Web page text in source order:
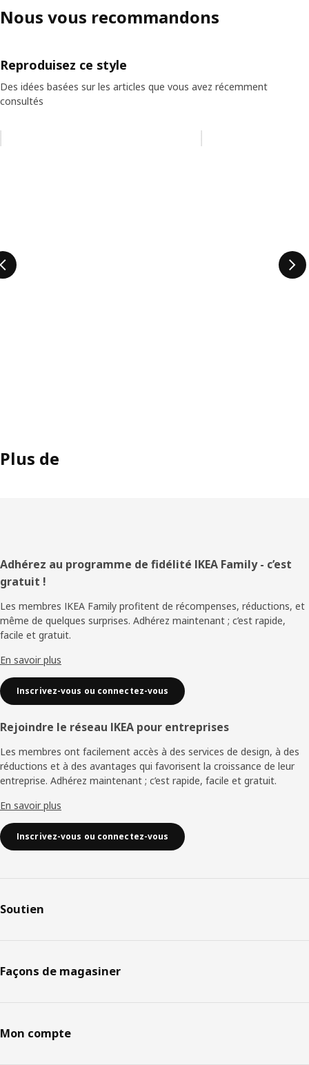
Nous vous recommandons
Reproduisez ce style
Des idées basées sur les articles que vous avez récemment
consultés
Plus de
Pied
de
page
Adhérez au programme de fidélité IKEA Family - c’est
gratuit !
Les membres IKEA Family profitent de récompenses, réductions, et
même de quelques surprises. Adhérez maintenant ; c’est rapide,
facile et gratuit.
En savoir plus
Inscrivez-vous ou connectez-vous
Rejoindre le réseau IKEA pour entreprises
Les membres ont facilement accès à des services de design, à des
réductions et à des avantages qui favorisent la croissance de leur
entreprise. Adhérez maintenant ; c’est rapide, facile et gratuit.
En savoir plus
Inscrivez-vous ou connectez-vous
Soutien
Façons de magasiner
Mon compte